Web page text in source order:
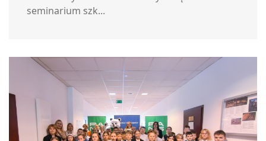
seminarium szk...